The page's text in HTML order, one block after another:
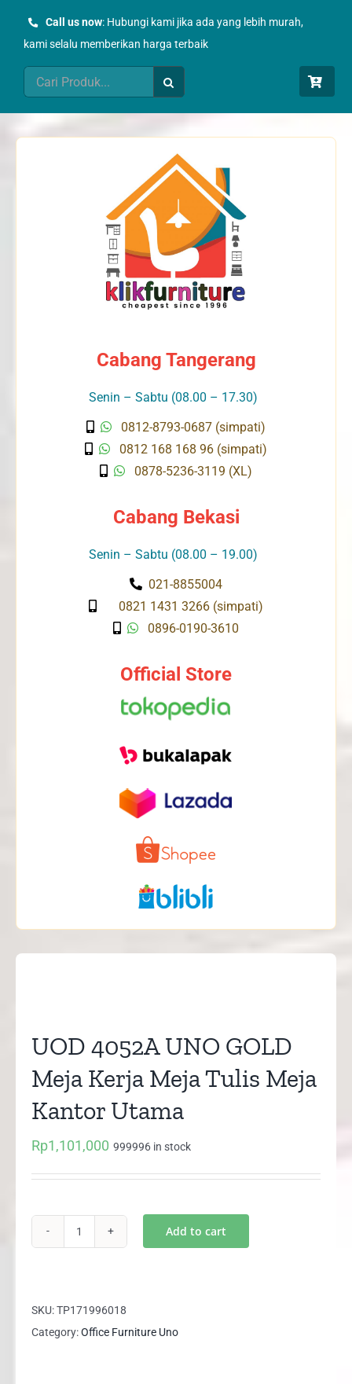
Call us now: Hubungi kami jika ada yang lebih murah,
kami selalu memberikan harga terbaik
Search
for:
Cabang Tangerang
Senin – Sabtu (08.00 – 17.30)
0812-8793-0687 (simpati)
0812 168 168 96 (simpati)
0878-5236-3119 (XL)
Cabang Bekasi
Senin – Sabtu (08.00 – 19.00)
021-8855004
0821 1431 3266 (simpati)
0896-0190-3610
Official Store
UOD 4052A UNO GOLD
Meja Kerja Meja Tulis Meja
Kantor Utama
Rp1,101,000 999996 in stock
GOLD
Meja
Add to cart
SKU:TP171996018
Category:Office Furniture Uno